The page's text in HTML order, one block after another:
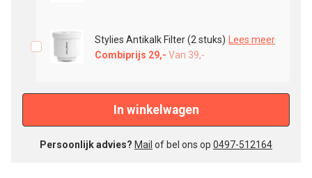
Stylies Antikalk Filter (2 stuks)
Lees meer
Combiprijs 29,- Van 39,-
In winkelwagen
Persoonlijk advies? Mail of bel ons op 0497-512164